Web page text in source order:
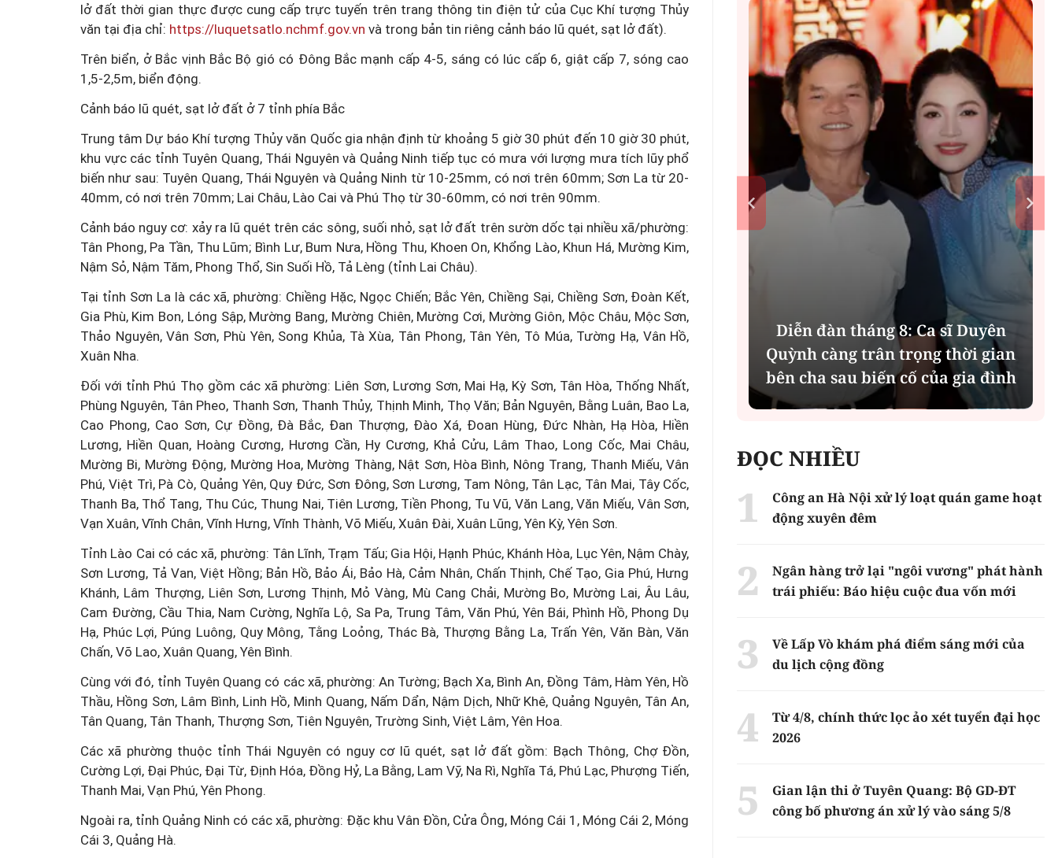
lở đất thời gian thực được cung cấp trực tuyến trên trang thông tin điện tử của Cục Khí tượng Thủy
văn tại địa chỉ: https://luquetsatlo.nchmf.gov.vn và trong bản tin riêng cảnh báo lũ quét, sạt lở đất).
Trên biển, ở Bắc vịnh Bắc Bộ gió có Đông Bắc mạnh cấp 4-5, sáng có lúc cấp 6, giật cấp 7, sóng cao
1,5-2,5m, biển động.
Cảnh báo lũ quét, sạt lở đất ở 7 tỉnh phía Bắc
Trung tâm Dự báo Khí tượng Thủy văn Quốc gia nhận định từ khoảng 5 giờ 30 phút đến 10 giờ 30 phút,
khu vực các tỉnh Tuyên Quang, Thái Nguyên và Quảng Ninh tiếp tục có mưa với lượng mưa tích lũy phổ
biến như sau: Tuyên Quang, Thái Nguyên và Quảng Ninh từ 10-25mm, có nơi trên 60mm; Sơn La từ 20-
40mm, có nơi trên 70mm; Lai Châu, Lào Cai và Phú Thọ từ 30-60mm, có nơi trên 90mm.
Cảnh báo nguy cơ: xảy ra lũ quét trên các sông, suối nhỏ, sạt lở đất trên sườn dốc tại nhiều xã/phường:
Tân Phong, Pa Tần, Thu Lũm; Bình Lư, Bum Nưa, Hồng Thu, Khoen On, Khổng Lào, Khun Há, Mường Kim,
Nậm Sỏ, Nậm Tăm, Phong Thổ, Sin Suối Hồ, Tả Lèng (tỉnh Lai Châu).
Tại tỉnh Sơn La là các xã, phường: Chiềng Hặc, Ngọc Chiến; Bắc Yên, Chiềng Sại, Chiềng Sơn, Đoàn Kết,
Gia Phù, Kim Bon, Lóng Sập, Mường Bang, Mường Chiên, Mường Cơi, Mường Giôn, Mộc Châu, Mộc Sơn,
Thảo Nguyên, Vân Sơn, Phù Yên, Song Khủa, Tà Xùa, Tân Phong, Tân Yên, Tô Múa, Tường Hạ, Vân Hồ,
Xuân Nha.
Đối với tỉnh Phú Thọ gồm các xã phường: Liên Sơn, Lương Sơn, Mai Hạ, Kỳ Sơn, Tân Hòa, Thống Nhất,
Phùng Nguyên, Tân Pheo, Thanh Sơn, Thanh Thủy, Thịnh Minh, Thọ Văn; Bản Nguyên, Bằng Luân, Bao La,
Cao Phong, Cao Sơn, Cự Đồng, Đà Bắc, Đan Thượng, Đào Xá, Đoan Hùng, Đức Nhàn, Hạ Hòa, Hiền
Lương, Hiền Quan, Hoàng Cương, Hương Cần, Hy Cương, Khả Cửu, Lâm Thao, Long Cốc, Mai Châu,
Mường Bi, Mường Động, Mường Hoa, Mường Thàng, Nật Sơn, Hòa Bình, Nông Trang, Thanh Miếu, Vân
Phú, Việt Trì, Pà Cò, Quảng Yên, Quy Đức, Sơn Đông, Sơn Lương, Tam Nông, Tân Lạc, Tân Mai, Tây Cốc,
Thanh Ba, Thổ Tang, Thu Cúc, Thung Nai, Tiên Lương, Tiền Phong, Tu Vũ, Văn Lang, Văn Miếu, Vân Sơn,
Vạn Xuân, Vĩnh Chân, Vĩnh Hưng, Vĩnh Thành, Võ Miếu, Xuân Đài, Xuân Lũng, Yên Kỳ, Yên Sơn.
Tỉnh Lào Cai có các xã, phường: Tân Lĩnh, Trạm Tấu; Gia Hội, Hạnh Phúc, Khánh Hòa, Lục Yên, Nậm Chày,
Sơn Lương, Tả Van, Việt Hồng; Bản Hồ, Bảo Ái, Bảo Hà, Cảm Nhân, Chấn Thịnh, Chế Tạo, Gia Phú, Hưng
Khánh, Lâm Thượng, Liên Sơn, Lương Thịnh, Mỏ Vàng, Mù Cang Chải, Mường Bo, Mường Lai, Âu Lâu,
Cam Đường, Cầu Thia, Nam Cường, Nghĩa Lộ, Sa Pa, Trung Tâm, Văn Phú, Yên Bái, Phình Hồ, Phong Dụ
Hạ, Phúc Lợi, Púng Luông, Quy Mông, Tằng Loỏng, Thác Bà, Thượng Bằng La, Trấn Yên, Văn Bàn, Văn
Chấn, Võ Lao, Xuân Quang, Yên Bình.
Cùng với đó, tỉnh Tuyên Quang có các xã, phường: An Tường; Bạch Xa, Bình An, Đồng Tâm, Hàm Yên, Hồ
Thầu, Hồng Sơn, Lâm Bình, Linh Hồ, Minh Quang, Nấm Dẩn, Nậm Dịch, Nhữ Khê, Quảng Nguyên, Tân An,
Tân Quang, Tân Thanh, Thượng Sơn, Tiên Nguyên, Trường Sinh, Việt Lâm, Yên Hoa.
Các xã phường thuộc tỉnh Thái Nguyên có nguy cơ lũ quét, sạt lở đất gồm: Bạch Thông, Chợ Đồn,
Cường Lợi, Đại Phúc, Đại Từ, Định Hóa, Đồng Hỷ, La Bằng, Lam Vỹ, Na Rì, Nghĩa Tá, Phú Lạc, Phượng Tiến,
Thanh Mai, Vạn Phú, Yên Phong.
Ngoài ra, tỉnh Quảng Ninh có các xã, phường: Đặc khu Vân Đồn, Cửa Ông, Móng Cái 1, Móng Cái 2, Móng
Cái 3, Quảng Hà.
Một cuộc hôn nhân tan vỡ, 3
bằng
Hà Nội thu hút bác sĩ về trạm y
tế, tạo điều kiện để người dân
cao
Diễn đàn tháng 8: Ca sĩ Duyên
Quỳnh càng trân trọng thời gian
bên cha sau biến cố của gia đình
ĐỌC NHIỀU
Công an Hà Nội xử lý loạt quán game hoạt
động xuyên đêm
Ngân hàng trở lại "ngôi vương" phát hành
trái phiếu: Báo hiệu cuộc đua vốn mới
Về Lấp Vò khám phá điểm sáng mới của
du lịch cộng đồng
Từ 4/8, chính thức lọc ảo xét tuyển đại học
2026
Gian lận thi ở Tuyên Quang: Bộ GD-ĐT
công bố phương án xử lý vào sáng 5/8